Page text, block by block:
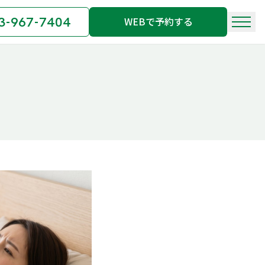
967-7404 WEBで予約する